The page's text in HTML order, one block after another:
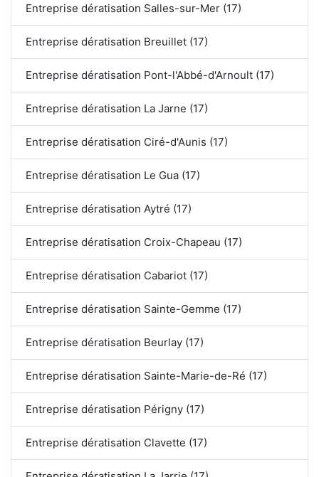
Entreprise dératisation Salles-sur-Mer (17)
Entreprise dératisation Breuillet (17)
Entreprise dératisation Pont-l'Abbé-d'Arnoult (17)
Entreprise dératisation La Jarne (17)
Entreprise dératisation Ciré-d'Aunis (17)
Entreprise dératisation Le Gua (17)
Entreprise dératisation Aytré (17)
Entreprise dératisation Croix-Chapeau (17)
Entreprise dératisation Cabariot (17)
Entreprise dératisation Sainte-Gemme (17)
Entreprise dératisation Beurlay (17)
Entreprise dératisation Sainte-Marie-de-Ré (17)
Entreprise dératisation Périgny (17)
Entreprise dératisation Clavette (17)